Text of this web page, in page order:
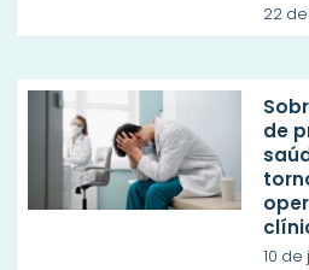
22
de
10